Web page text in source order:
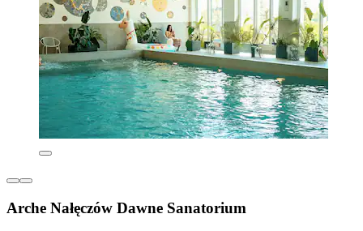
Arche Nałęczów Dawne Sanatorium